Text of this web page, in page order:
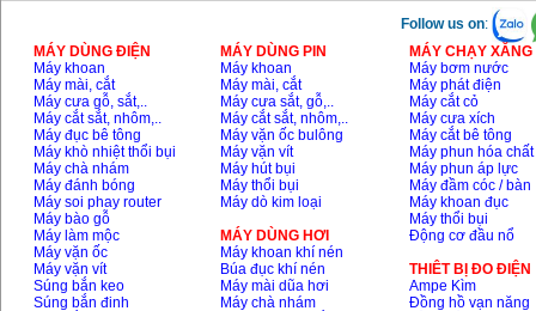
Follow us on:
MÁY DÙNG ĐIỆN
Máy khoan
Máy mài, cắt
Máy cưa gỗ, sắt,..
Máy cắt sắt, nhôm,..
Máy đục bê tông
Máy khò nhiệt thổi bụi
Máy chà nhám
Máy đánh bóng
Máy soi phay router
Máy bào gỗ
Máy làm mộc
Máy vặn ốc
Máy vặn vít
Súng bắn keo
Súng bắn đinh
MÁY DÙNG PIN
Máy khoan
Máy mài, cắt
Máy cưa sắt, gỗ,..
Máy cắt sắt, nhôm,..
Máy vặn ốc bulông
Máy vặn vít
Máy hút bụi
Máy thổi bụi
Máy dò kim loại
MÁY DÙNG HƠI
Máy khoan khí nén
Búa đục khí nén
Máy mài dũa hơi
Máy chà nhám
MÁY CHẠY
Máy bơm nước
Máy phát điện
Máy cắt cỏ
Máy cưa xích
Máy cắt bê tông
Máy phun hóa chất
Máy phun áp lực
Máy đầm cóc / bàn
Máy khoan đục
Máy thổi bụi
Động cơ đầu nổ
THIÊT BỊ ĐO ĐIỆN
Ampe Kìm
Đồng hồ vạn năng